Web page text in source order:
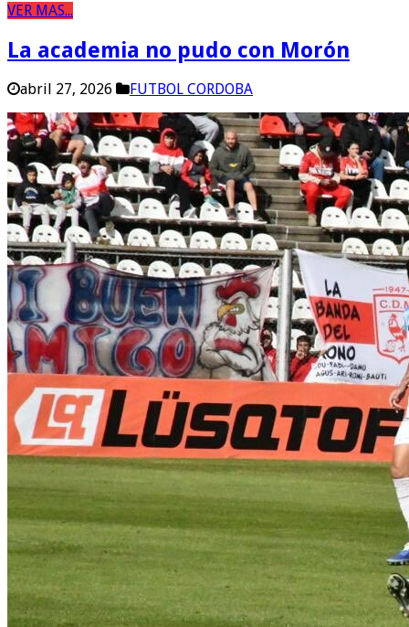
VER MAS...
La academia no pudo con Morón
abril 27, 2026 FUTBOL CORDOBA